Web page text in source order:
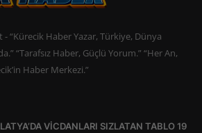
“Kürecik Haber Yazar, Türkiye, Dünya
“Tarafsız Haber, Güçlü Yorum.” “Her An,
Haber Merkezi.”
VİCDANLARI SIZLATAN TABLO 19